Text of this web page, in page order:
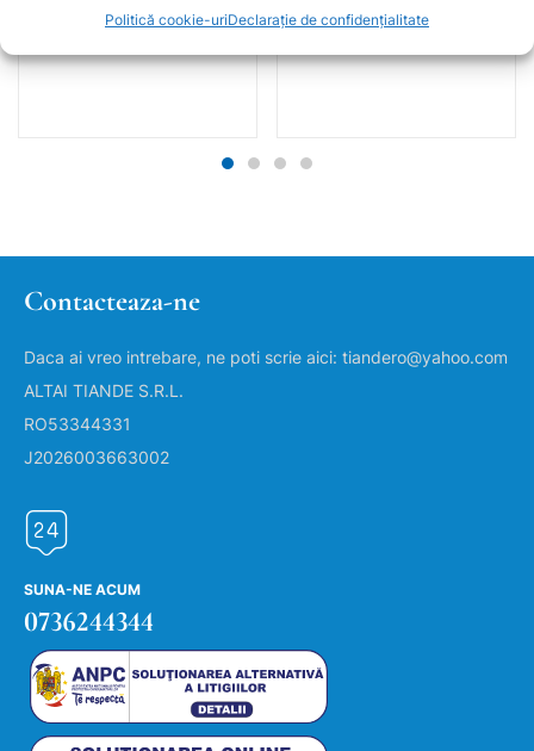
Politică cookie-uriDeclarație de confidențialitate
Contacteaza-ne
Daca ai vreo intrebare, ne poti scrie aici: tiandero@yahoo.com
ALTAI TIANDE S.R.L.
RO53344331
J2026003663002
SUNA-NE ACUM
0736244344